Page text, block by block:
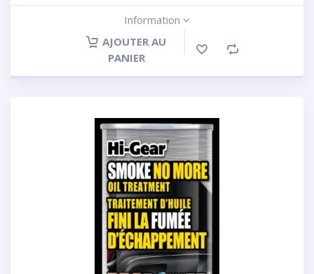
Information
AJOUTER AU
PANIER